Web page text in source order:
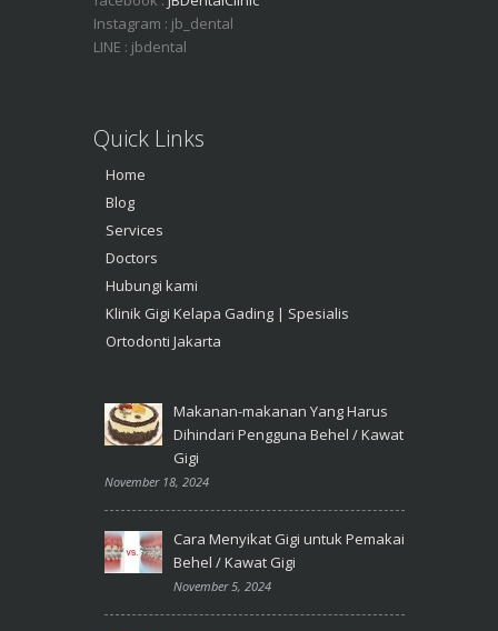
Instagram : jb_dental
LINE : jbdental
Quick Links
Home
Blog
Services
Doctors
Hubungi kami
Klinik Gigi Kelapa Gading | Spesialis
Ortodonti Jakarta
Makanan-makanan Yang Harus
Dihindari Pengguna Behel / Kawat
Gigi
November 18, 2024
Cara Menyikat Gigi untuk Pemakai
Behel / Kawat Gigi
November 5, 2024